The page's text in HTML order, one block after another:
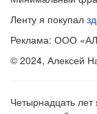
Ленту я покупал
Реклама: ООО
© 2024, Алексей
Четырнадцать лет